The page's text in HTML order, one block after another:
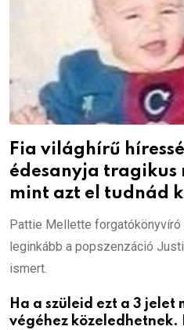
Fia világhírű
édesanyja tragikus
mint azt el tudnád
Pattie Mellette
leginkább a popszenzáció
ismert.
Ha a szüleid ezt a 3
végéhez közeledhetnek.